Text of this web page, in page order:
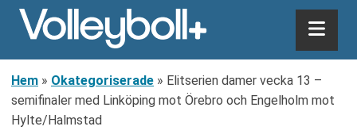
Hem » Okategoriserade » Elitserien damer vecka 13 –
semifinaler med Linköping mot Örebro och Engelholm mot
Hylte/Halmstad